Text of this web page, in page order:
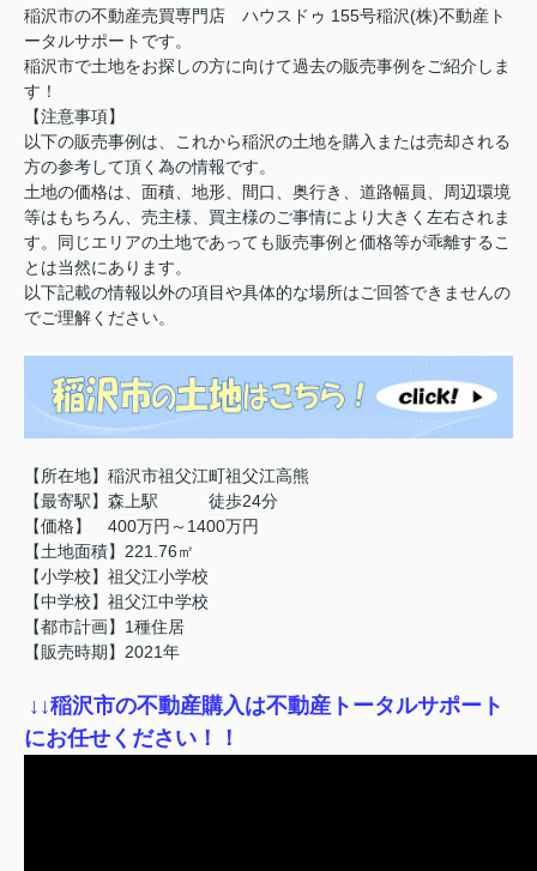
稲沢市の不動産売買専門店 ハウスドゥ 155号稲沢(株)不動産ト
ータルサポートです。
稲沢市で土地をお探しの方に向けて過去の販売事例をご紹介しま
す！
【注意事項】
以下の販売事例は、これから稲沢の土地を購入または売却される
方の参考して頂く為の情報です。
土地の価格は、面積、地形、間口、奥行き、道路幅員、周辺環境
等はもちろん、売主様、買主様のご事情により大きく左右されま
す。同じエリアの土地であっても販売事例と価格等が乖離するこ
とは当然にあります。
以下記載の情報以外の項目や具体的な場所はご回答できませんの
でご理解ください。
【所在地】稲沢市祖父江町祖父江高熊
【最寄駅】森上駅 徒歩24分
【価格】 400万円～1400万円
【土地面積】221.76㎡
【小学校】祖父江小学校
【中学校】祖父江中学校
【都市計画】1種住居
【販売時期】2021年
↓ ↓稲沢市の不動産購入は不動産トータルサポート
にお任せください！！